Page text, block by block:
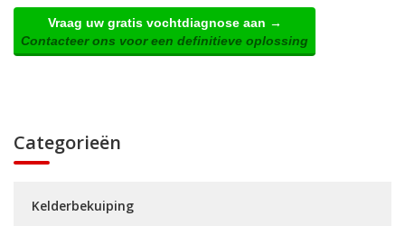
Vraag uw gratis vochtdiagnose aan →
Contacteer ons voor een definitieve oplossing
Categorieën
Kelderbekuiping